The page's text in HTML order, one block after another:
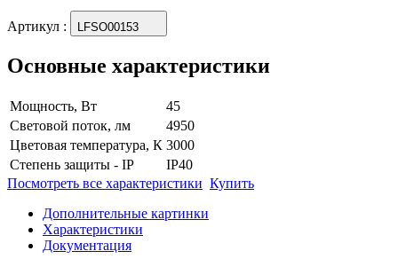
Артикул : LFSO00153
Основные характеристики
Мощность, Вт
45
Световой поток, лм
4950
Цветовая температура, К 3000
Степень защиты - IP
IP40
Посмотреть все характеристики Купить
Дополнительные картинки
Характеристики
Документация